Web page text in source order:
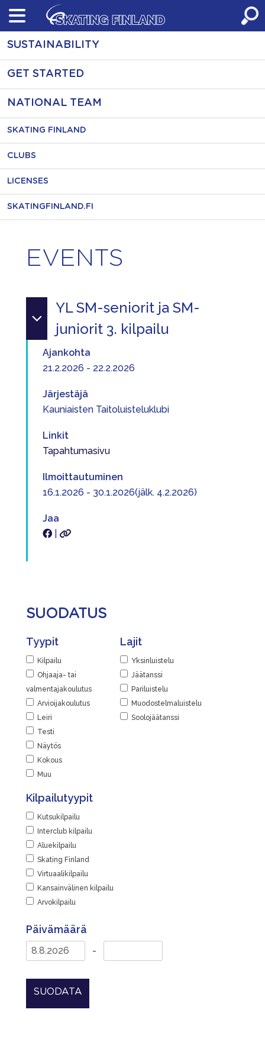
Skip
content
SUSTAINABILITY
GET STARTED
NATIONAL TEAM
SKATING FINLAND
CLUBS
LICENSES
SKATINGFINLAND.FI
EVENTS
YL SM-seniorit ja SM-
juniorit 3. kilpailu
Ajankohta
21.2.2026 - 22.2.2026
Järjestäjä
Kauniaisten Taitoluisteluklubi
Linkit
Tapahtumasivu
Ilmoittautuminen
16.1.2026 - 30.1.2026(jälk. 4.2.2026)
Jaa
SUODATUS
Tyypit
Kilpailu
Ohjaaja- tai
valmentajakoulutus
Arvioijakoulutus
Leiri
Testi
Näytös
Kokous
Muu
Lajit
Yksinluistelu
Jäätanssi
Pariluistelu
Muodostelmaluistelu
Soolojäätanssi
Kilpailutyypit
Kutsukilpailu
Interclub kilpailu
Aluekilpailu
Skating Finland
Virtuaalikilpailu
Kansainvälinen kilpailu
Arvokilpailu
Päivämäärä
-
SUODATA